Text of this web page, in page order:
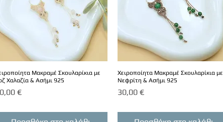
Μακραμέ Σκουλαρίκια με
Χαλαζία & Ασήμι 925
€
Χειροποίητα Μακραμέ Σκουλαρίκια με
Νεφρίτη & Ασήμι 925
Τιμή
30,00 €